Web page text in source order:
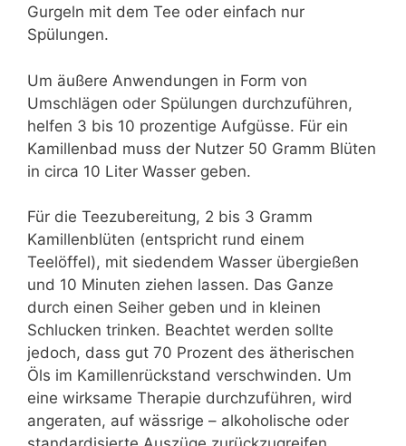
Gurgeln mit dem Tee oder einfach nur
Spülungen.
Um äußere Anwendungen in Form von
Umschlägen oder Spülungen durchzuführen,
helfen 3 bis 10 prozentige Aufgüsse. Für ein
Kamillenbad muss der Nutzer 50 Gramm Blüten
in circa 10 Liter Wasser geben.
Für die Teezubereitung, 2 bis 3 Gramm
Kamillenblüten (entspricht rund einem
Teelöffel), mit siedendem Wasser übergießen
und 10 Minuten ziehen lassen. Das Ganze
durch einen Seiher geben und in kleinen
Schlucken trinken. Beachtet werden sollte
jedoch, dass gut 70 Prozent des ätherischen
Öls im Kamillenrückstand verschwinden. Um
eine wirksame Therapie durchzuführen, wird
angeraten, auf wässrige – alkoholische oder